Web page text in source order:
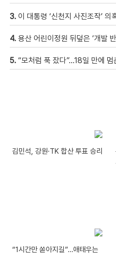
3. 이 대통령 ‘신천지 사진조작’
4. 용산 어린이정원 뒤덮은 ‘개발
5. “모처럼 푹 잤다”…18일 만에 멈
김민석, 강원·TK 합산 투표 승리
“1시간만 쏟아지길”…애태우는